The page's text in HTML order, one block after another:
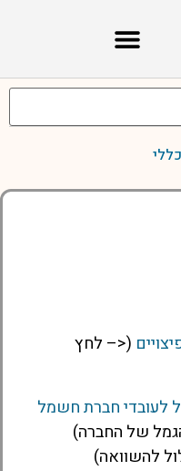
(<– לחץ
לעובדי חברת חשמל
של החברה)
להשוואה)